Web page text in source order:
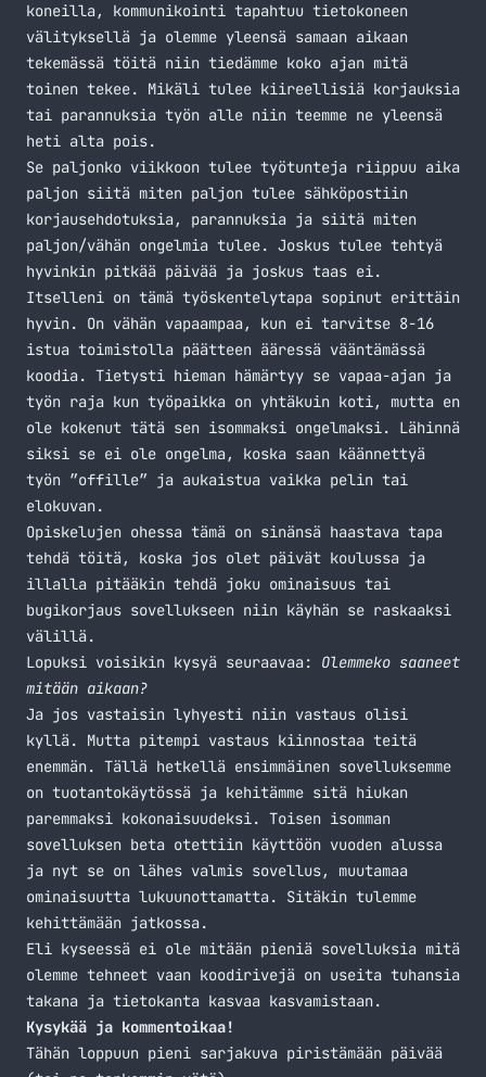
koneilla, kommunikointi tapahtuu tietokoneen
välityksellä ja olemme yleensä samaan aikaan
tekemässä töitä niin tiedämme koko ajan mitä
toinen tekee. Mikäli tulee kiireellisiä korjauksia
tai parannuksia työn alle niin teemme ne yleensä
heti alta pois.
Se paljonko viikkoon tulee työtunteja riippuu aika
paljon siitä miten paljon tulee sähköpostiin
korjausehdotuksia, parannuksia ja siitä miten
paljon/vähän ongelmia tulee. Joskus tulee tehtyä
hyvinkin pitkää päivää ja joskus taas ei.
Itselleni on tämä työskentelytapa sopinut erittäin
hyvin. On vähän vapaampaa, kun ei tarvitse 8-16
istua toimistolla päätteen ääressä vääntämässä
koodia. Tietysti hieman hämärtyy se vapaa-ajan ja
työn raja kun työpaikka on yhtäkuin koti, mutta en
ole kokenut tätä sen isommaksi ongelmaksi. Lähinnä
siksi se ei ole ongelma, koska saan käännettyä
työn ”offille” ja aukaistua vaikka pelin tai
elokuvan.
Opiskelujen ohessa tämä on sinänsä haastava tapa
tehdä töitä, koska jos olet päivät koulussa ja
illalla pitääkin tehdä joku ominaisuus tai
bugikorjaus sovellukseen niin käyhän se raskaaksi
välillä.
Lopuksi voisikin kysyä seuraavaa: Olemmeko saaneet
mitään aikaan?
Ja jos vastaisin lyhyesti niin vastaus olisi
kyllä. Mutta pitempi vastaus kiinnostaa teitä
enemmän. Tällä hetkellä ensimmäinen sovelluksemme
on tuotantokäytössä ja kehitämme sitä hiukan
paremmaksi kokonaisuudeksi. Toisen isomman
sovelluksen beta otettiin käyttöön vuoden alussa
ja nyt se on lähes valmis sovellus, muutamaa
ominaisuutta lukuunottamatta. Sitäkin tulemme
kehittämään jatkossa.
Eli kyseessä ei ole mitään pieniä sovelluksia mitä
olemme tehneet vaan koodirivejä on useita tuhansia
takana ja tietokanta kasvaa kasvamistaan.
Kysykää ja kommentoikaa!
Tähän loppuun pieni sarjakuva piristämään päivää